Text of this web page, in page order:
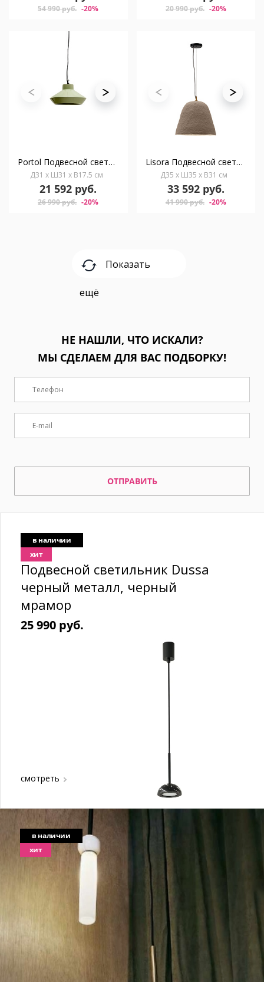
54 990 руб. -20% 20 990 руб. -20%
Portol Подвесной светильник керамический зеленый
Д31 x Ш31 x В17.5 см
21 592 руб.
26 990 руб. -20%
Lisora Подвесной светильник из папье-маше Ø35 см
Д35 x Ш35 x В31 см
33 592 руб.
41 990 руб. -20%
Показать
ещё
НЕ НАШЛИ, ЧТО ИСКАЛИ?
МЫ СДЕЛАЕМ ДЛЯ ВАС ПОДБОРКУ!
ОТПРАВИТЬ
в наличии
хит
смотреть
Подвесной светильник Dussa
черный металл, черный
мрамор
25 990 руб.
в наличии
хит